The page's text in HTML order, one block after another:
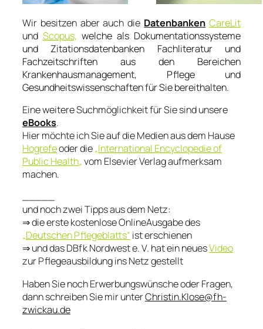
Wir besitzen aber auch die Datenbanken CareLit
und Scopus, welche als Dokumentationssysteme
und Zitationsdatenbanken Fachliteratur und
Fachzeitschriften aus den Bereichen
Krankenhausmanagement, Pflege und
Gesundheitswissenschaften für Sie bereithalten.
Eine weitere Suchmöglichkeit für Sie sind unsere
eBooks.
Hier möchte ich Sie auf die Medien aus dem Hause
Hogrefeoder die„International Encyclopedie of
Public Health„vom Elsevier Verlag aufmerksam
machen.
und noch zwei Tipps aus dem Netz:
⇒ die erste kostenlose OnlineAusgabe des
„Deutschen Pflegeblatts“ ist erschienen
⇒ und das DBfk Nordwest e. V. hat ein neuesVideo
zur Pflegeausbildung ins Netz gestellt
Haben Sie noch Erwerbungswünsche oder Fragen,
dann schreiben Sie mir unterChristin.Klose@fh-
zwickau.de